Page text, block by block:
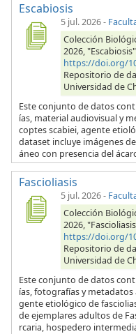
Escabiosis
5 jul. 2026-
Colección
2026,
https://doi.org/
Repositorio de
Universidad de
Este conjunto de datos
ías, material audiovisual y
coptes scabiei, agente
dataset incluye imágenes
áneo con presencia del
Fascioliasis
5 jul. 2026-
Colección
2026,
https://doi.org/
Repositorio de
Universidad de
Este conjunto de datos
ías, fotografías y metadatos
gente etiológico de
de ejemplares adultos de
rcaria, hospedero